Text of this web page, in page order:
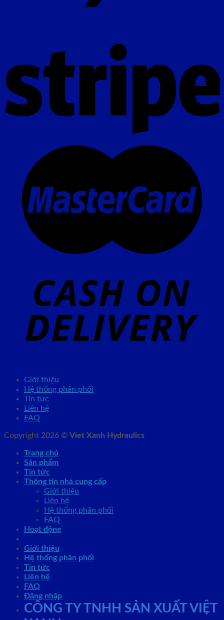
Giới thiệu
Hệ thống phân phối
Tin tức
Liên hệ
FAQ
Copyright 2026 © Viet Xanh Hydraulics
Trang chủ
Sản phẩm
Tin tức
Thông tin nhà cung cấp
Giới thiệu
Liên hệ
Hệ thống phân phối
FAQ
Hoạt động
Giới thiệu
Hệ thống phân phối
Tin tức
Liên hệ
FAQ
Đăng nhập
CÔNG TY TNHH SẢN XUẤT VIỆT